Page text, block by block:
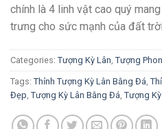
chính là 4 linh vật cao quý
trưng cho sức mạnh của đất
Categories: Tượng Kỳ Lân, Tượng
Tags: Thỉnh Tượng Kỳ Lân Bằng Đá,
Đẹp, Tượng Kỳ Lân Bằng Đá, Tượng